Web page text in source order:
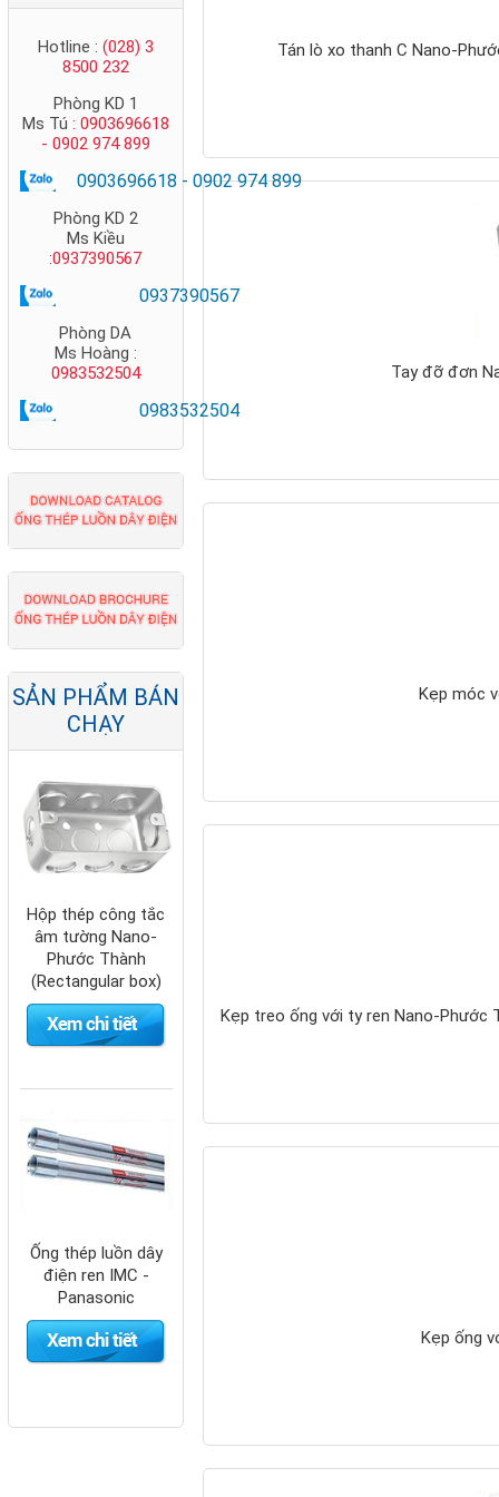
Tán lò xo thanh C Nano-
Tay đỡ đơn
Kẹp móc
Kẹp treo ống với ty ren Nano-Phước
Kẹp ống
Hotline : (028) 3
8500 232
Phòng KD 1
Ms Tú : 0903696618
- 0902 974 899
0903696618 - 0902 974 899
Phòng KD 2
Ms Kiều
:0937390567
0937390567
Phòng DA
Ms Hoàng :
0983532504
0983532504
SẢN PHẨM BÁN
CHẠY
Thang cáp Nano
Phước Thành
Ống ruột gà lõi thép
bọc nhựa PVC
Nano-Phước Thành
Hộp thép công tắc
âm tường Nano-
Phước Thành
(Rectangular box)
Ống thép luồn dây
điện ren IMC -
Panasonic